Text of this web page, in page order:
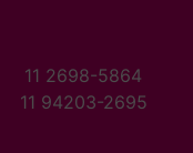
11 2698-5864
11 94203-2695